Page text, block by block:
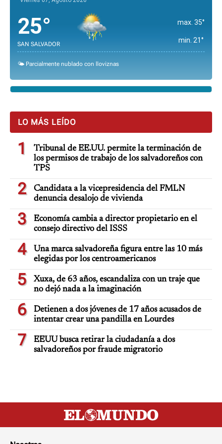
25°
SAN SALVADOR
max. 35°
min. 21°
🌤️ Parcialmente nublado con lloviznas
LO MÁS LEÍDO
1
Tribunal de EE.UU. permite la terminación de
los permisos de trabajo de los salvadoreños con
TPS
2
Candidata a la vicepresidencia del FMLN
denuncia desalojo de vivienda
3
Economía cambia a director propietario en el
consejo directivo del ISSS
4
Una marca salvadoreña figura entre las 10 más
elegidas por los centroamericanos
5
Xuxa, de 63 años, escandaliza con un traje que
no dejó nada a la imaginación
6
Detienen a dos jóvenes de 17 años acusados de
intentar crear una pandilla en Lourdes
7
EEUU busca retirar la ciudadanía a dos
salvadoreños por fraude migratorio